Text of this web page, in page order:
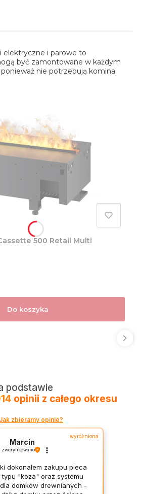
elektryczne i parowe to
być zamontowane w każdym
nie potrzebują komina.
500 Retail Multi
Do koszyka
podstawie
opinii z całego okresu
Jak zbieramy opinie?
wyróżniona
Marcin
zweryfikowano
dokonałem zakupu pieca
typu "koza" oraz systemu
domków drewnianych -